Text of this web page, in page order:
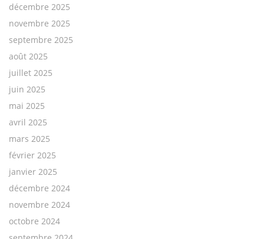
décembre 2025
novembre 2025
septembre 2025
août 2025
juillet 2025
juin 2025
mai 2025
avril 2025
mars 2025
février 2025
janvier 2025
décembre 2024
novembre 2024
octobre 2024